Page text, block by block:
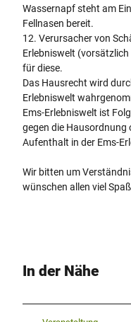
Wassernapf steht am
Fellnasen bereit.
12. Verursacher von
Erlebniswelt
für diese.
Das Hausrecht wird
Erlebniswelt
Ems-Erlebniswelt ist
gegen die Hausordnung
Aufenthalt in der Ems-
Wir bitten um
wünschen allen viel
In der Nähe